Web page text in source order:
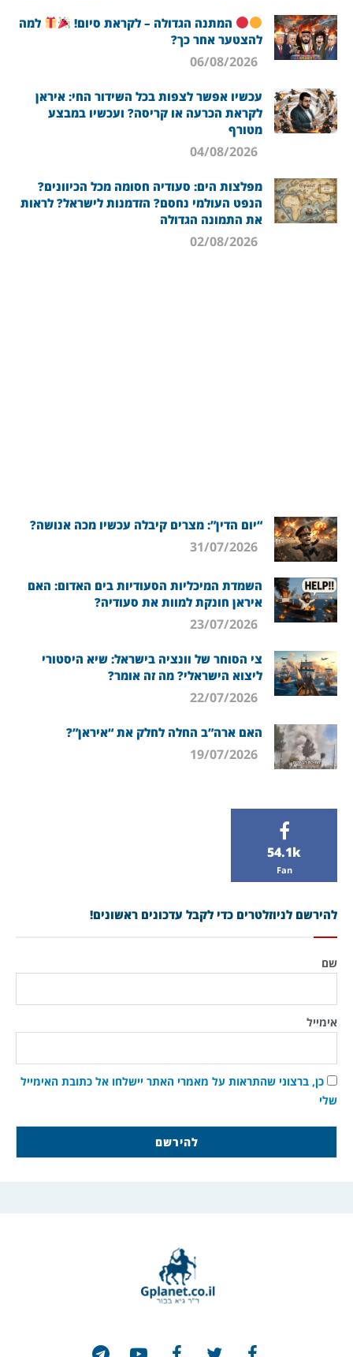
המתנה הגדולה – לקראת סיום!
למה
להצטער אחר כך?
עכשיו אפשר לצפות בכל השידור החי: איראן
לקראת הכרעה או קריסה? ועכשיו במבצע
מטורף
מפלצות הים: סעודיה חסומה מכל הכיוונים?
הנפט העולמי נחסם? הזדמנות לישראל? לראות
את התמונה הגדולה
“יום הדין”: מצרים קיבלה עכשיו מכה אנושה?
השמדת המיכליות הסעודיות בים האדום: האם
איראן חונקת למוות את סעודיה?
צי הסוחר של וונציה בישראל: שיא היסטורי
ליצוא הישראלי? מה זה אומר?
האם ארה”ב החלה לחלק את “איראן”?
54.1k
Fan
להירשם לניוזלטרים כדי לקבל עדכונים ראשונים!
שם
אימייל
כן, ברצוני שהתראות על מאמרי האתר יישלחו אל כתובת האימייל
שלי